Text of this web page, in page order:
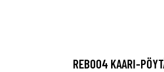
REB004 KAARI-